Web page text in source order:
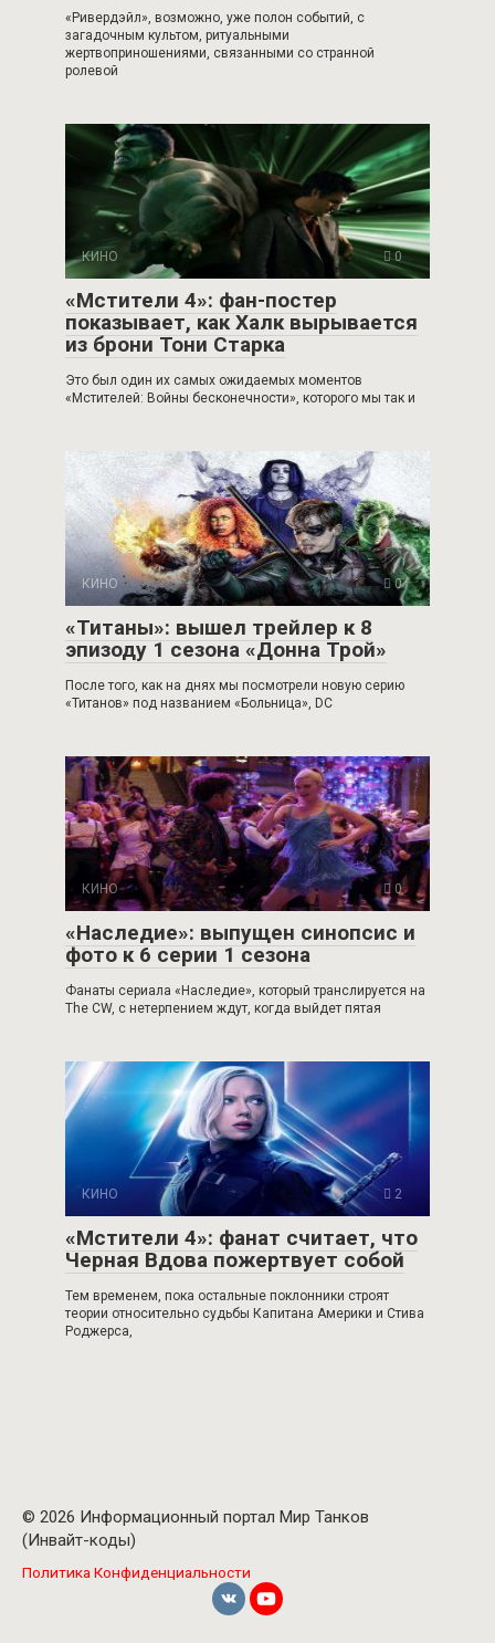
«Ривердэйл», возможно, уже полон событий, с
загадочным культом, ритуальными
жертвоприношениями, связанными со странной
ролевой
КИНО 0
«Мстители 4»: фан-постер
показывает, как Халк вырывается
из брони Тони Старка
Это был один их самых ожидаемых моментов
«Мстителей: Войны бесконечности», которого мы так и
КИНО 0
«Титаны»: вышел трейлер к 8
эпизоду 1 сезона «Донна Трой»
После того, как на днях мы посмотрели новую серию
«Титанов» под названием «Больница», DC
КИНО 0
«Наследие»: выпущен синопсис и
фото к 6 серии 1 сезона
Фанаты сериала «Наследие», который транслируется на
The CW, с нетерпением ждут, когда выйдет пятая
КИНО 2
«Мстители 4»: фанат считает, что
Черная Вдова пожертвует собой
Тем временем, пока остальные поклонники строят
теории относительно судьбы Капитана Америки и Стива
Роджерса,
© 2026 Информационный портал Мир Танков
(Инвайт-коды)
Политика Конфиденциальности